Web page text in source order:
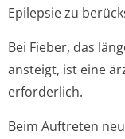
Epilepsie zu
Bei Fieber, das
ansteigt, ist eine
erforderlich.
Beim Auftreten